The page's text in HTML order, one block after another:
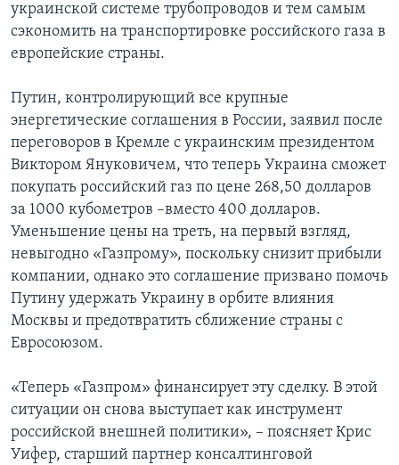
украинской системе трубопроводов и тем самым
сэкономить на транспортировке российского газа в
европейские страны.
Путин, контролирующий все крупные
энергетические соглашения в России, заявил после
переговоров в Кремле с украинским президентом
Виктором Януковичем, что теперь Украина сможет
покупать российский газ по цене 268,50 долларов
за 1000 кубометров –вместо 400 долларов.
Уменьшение цены на треть, на первый взгляд,
невыгодно «Газпрому», поскольку снизит прибыли
компании, однако это соглашение призвано помочь
Путину удержать Украину в орбите влияния
Москвы и предотвратить сближение страны с
Евросоюзом.
«Теперь «Газпром» финансирует эту сделку. В этой
ситуации он снова выступает как инструмент
российской внешней политики», – поясняет Крис
Уифер, старший партнер консалтинговой